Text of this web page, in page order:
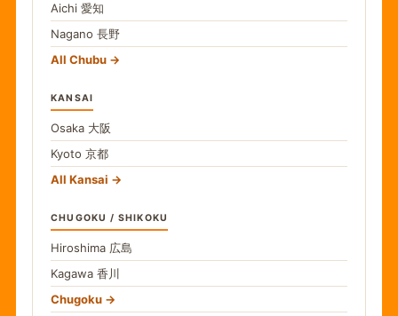
Aichi 愛知
Nagano 長野
All Chubu
KANSAI
Osaka 大阪
Kyoto 京都
All Kansai
CHUGOKU / SHIKOKU
Hiroshima 広島
Kagawa 香川
Chugoku